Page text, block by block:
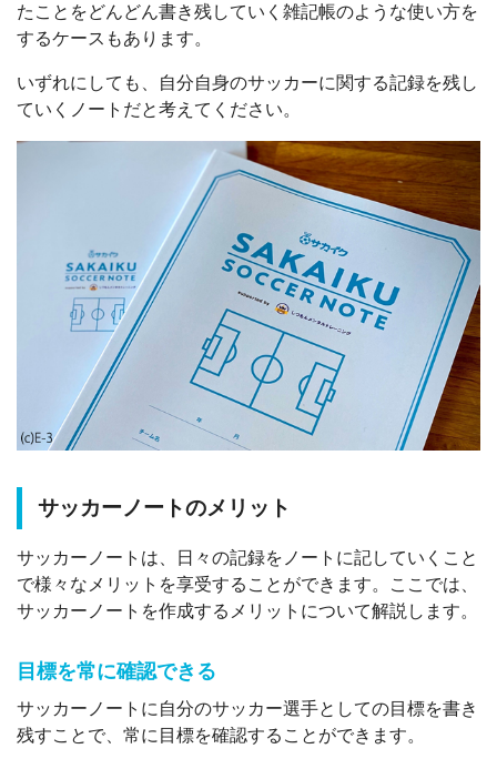
たことをどんどん書き残していく雑記帳のような使い方を
するケースもあります。
いずれにしても、自分自身のサッカーに関する記録を残し
ていくノートだと考えてください。
サッカーノートのメリット
サッカーノートは、日々の記録をノートに記していくこと
で様々なメリットを享受することができます。ここでは、
サッカーノートを作成するメリットについて解説します。
目標を常に確認できる
サッカーノートに自分のサッカー選手としての目標を書き
残すことで、常に目標を確認することができます。